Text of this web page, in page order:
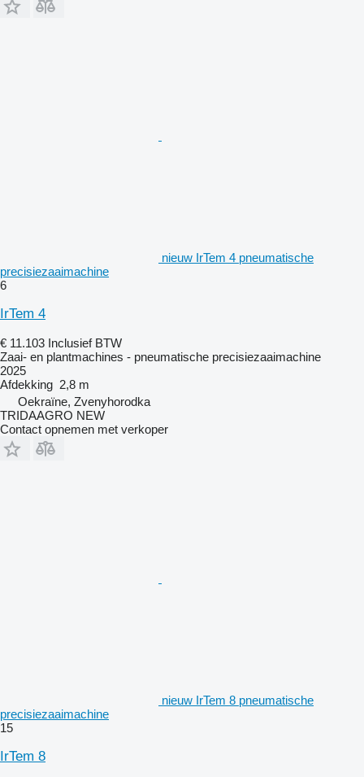
nieuw IrTem 4 pneumatische
precisiezaaimachine
6
IrTem 4
€ 11.103 Inclusief BTW
Zaai- en plantmachines - pneumatische precisiezaaimachine
2025
Afdekking 2,8 m
Oekraïne, Zvenyhorodka
TRIDAAGRO NEW
Contact opnemen met verkoper
nieuw IrTem 8 pneumatische
precisiezaaimachine
15
IrTem 8